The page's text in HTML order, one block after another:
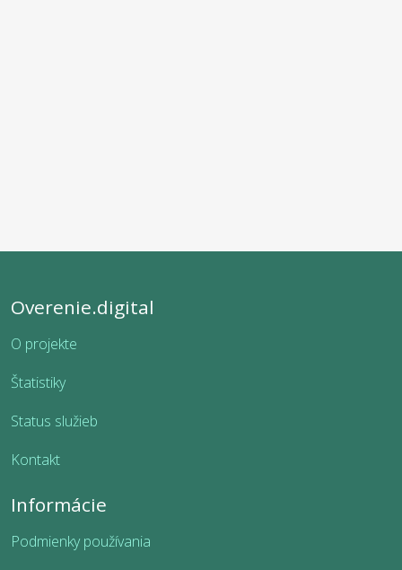
Overenie.digital
O projekte
Štatistiky
Status služieb
Kontakt
Informácie
Podmienky používania